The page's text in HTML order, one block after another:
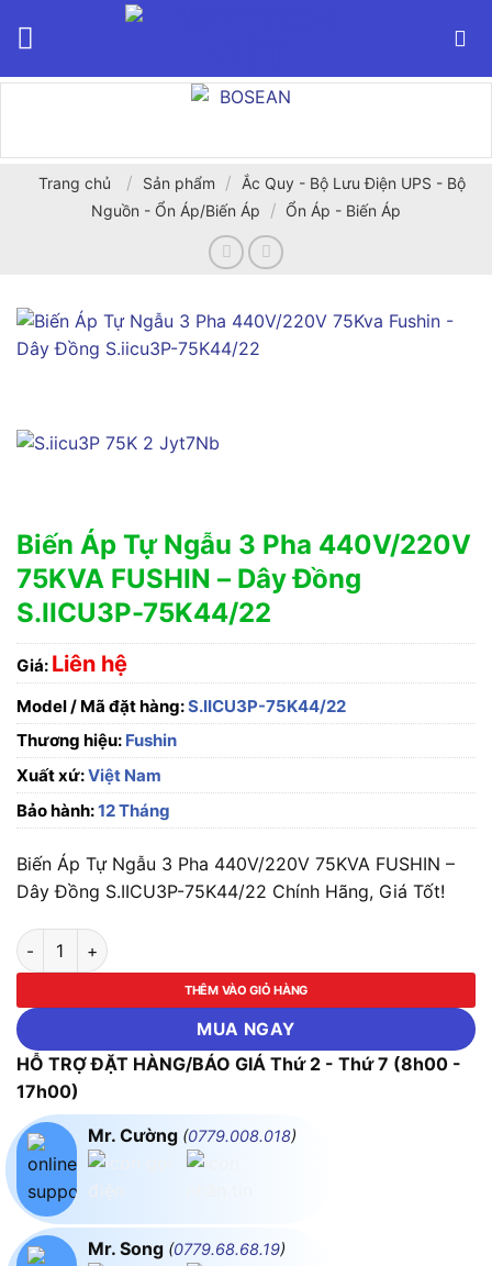
Trang chủ / Sản phẩm /
Ắc Quy - Bộ Lưu Điện UPS - Bộ
Nguồn - Ổn Áp/Biến Áp
/ Ổn Áp - Biến Áp
Biến Áp Tự Ngẫu 3 Pha 440V/220V
75KVA FUSHIN – Dây Đồng
S.IICU3P-75K44/22
Giá: Liên hệ
Model / Mã đặt hàng:S.IICU3P-75K44/22
Thương hiệu: Fushin
Xuất xứ:Việt Nam
Bảo hành:12 Tháng
Biến Áp Tự Ngẫu 3 Pha 440V/220V 75KVA FUSHIN –
Dây Đồng S.IICU3P-75K44/22 Chính Hãng, Giá Tốt!
Biến Áp Tự Ngẫu 3 Pha 440V/220V 75KVA FUSHIN - Dây
THÊM VÀO GIỎ HÀNG
MUA NGAY
HỖ TRỢ ĐẶT HÀNG/BÁO GIÁ Thứ 2 - Thứ 7 (8h00 -
17h00)
Mr. Cường (0779.008.018)
Mr. Song (0779.68.68.19)